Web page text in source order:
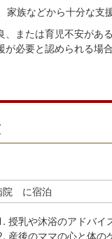
家族などから十分な支
、または育児不安がある
が必要と認められる場合
院 に宿泊
授乳や沐浴のアドバイ
産後のママの心と体の